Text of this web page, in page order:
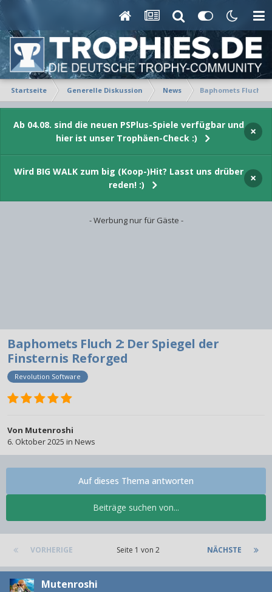
Startseite Generelle Diskussion News Baphomets Fluch
Ab 04.08. sind die neuen PSPlus-Spiele verfügbar und
hier ist unser Trophäen-Check :)
×
Wird BIG WALK zum big (Koop-)Hit? Lasst uns drüber
reden! :)
×
- Werbung nur für Gäste -
Baphomets Fluch 2: Der Spiegel der
Finsternis Reforged
Revolution Software
Von Mutenroshi
6. Oktober 2025 in News
Beiträge suchen von...
Auf dieses Thema antworten
VORHERIGE NÄCHSTE
Seite 1 von 2
Mutenroshi